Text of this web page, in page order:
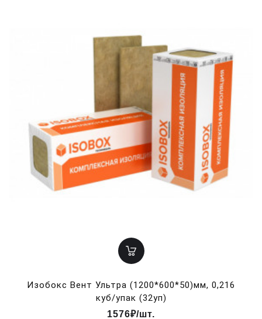
Изобокс Вент Ультра (1200*600*50)мм, 0,216
куб/упак (32уп)
1576₽/шт.